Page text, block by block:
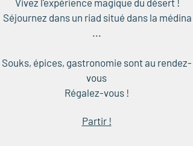
Vivez l'expérience magique du désert !
Séjournez dans un riad situé dans la médina
...
Souks, épices, gastronomie sont au rendez-
vous
Régalez-vous !
Partir !